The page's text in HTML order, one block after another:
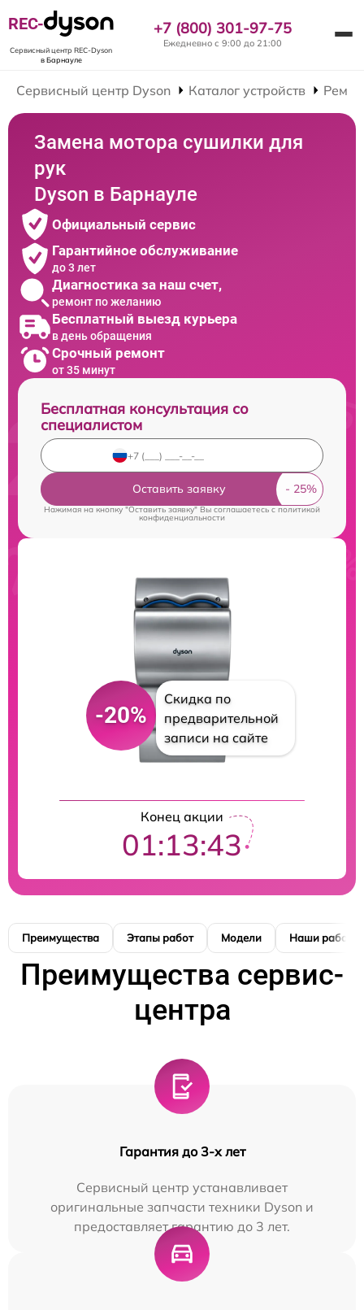
REC-
Сервисный центр REC-Dyson
в Барнауле
+7 (800) 301-97-75
Ежедневно с 9:00 до 21:00
Сервисный центр Dyson Каталог устройств
Замена мотора сушилки для
рук
Dyson в Барнауле
Официальный сервис
Гарантийное обслуживание
до 3 лет
Диагностика за наш счет,
ремонт по желанию
Бесплатный выезд курьера
в день обращения
Срочный ремонт
от 35 минут
Бесплатная консультация со
специалистом
Оставить заявку
Нажимая на кнопку "Оставить заявку" Вы соглашаетесь cполитикой
конфиденциальности
-20%
Скидка по
предварительной
записи на сайте
Конец акции
01:13:42
Преимущества Этапы работ Модели Наши работы
Преимущества сервис-
центра
Гарантия до 3-х лет
Сервисный центр устанавливает
оригинальные запчасти техники Dyson и
предоставляет гарантию до 3 лет.